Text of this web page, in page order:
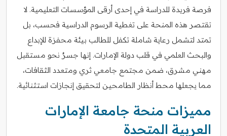
فرصة فريدة للدراسة في إحدى أرقى المؤسسات التعليمية. لا
تقتصر هذه المنحة على تغطية الرسوم الدراسية فحسب، بل
تمتد لتشمل رعاية شاملة تكفل للطالب بيئة محفزة للإبداع
والبحث العلمي في قلب دولة الإمارات. إنها جسرٌ نحو مستقبل
مهني مشرق، ضمن مجتمع جامعي ثري ومتعدد الثقافات،
مما يجعلها محط أنظار الطامحين لتحقيق إنجازات استثنائية.
مميزات منحة جامعة الإمارات
العربية المتحدة